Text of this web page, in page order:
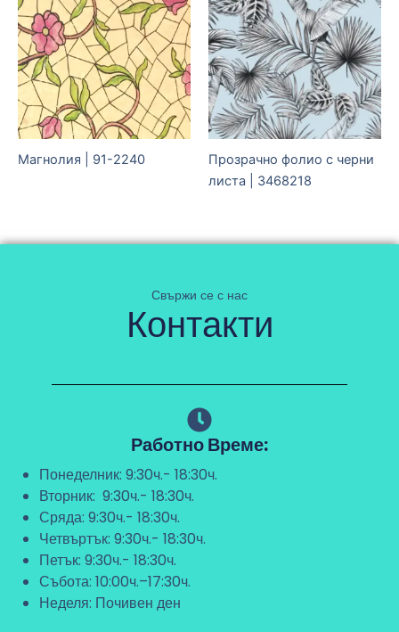
Магнолия | 91-2240
Прозрачно фолио с черни
листа | 3468218
Свържи се с нас
Контакти
Работно Време:
Понеделник: 9:30ч.- 18:30ч.
Вторник: 9:30ч.- 18:30ч.
Сряда: 9:30ч.- 18:30ч.
Четвъртък: 9:30ч.- 18:30ч.
Петък: 9:30ч.- 18:30ч.
Събота: 10:00ч.–17:30ч.
Неделя: Почивен ден